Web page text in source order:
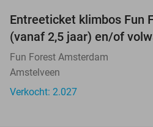
Entreeticket klimbos Fun
(vanaf 2,5 jaar) en/of
Fun Forest Amsterdam
Amstelveen
Verkocht: 2.027